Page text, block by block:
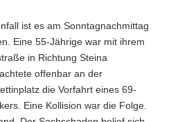
ist es am Sonntagnachmittag
Eine 55-Jährige war mit ihrem
in Richtung Steina
offenbar an der
die Vorfahrt eines 69-
Eine Kollision war die Folge.